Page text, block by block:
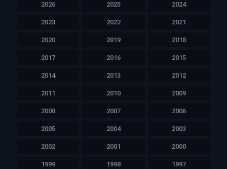
2026 2025 2024
2023 2022 2021
2020 2019 2018
2017 2016 2015
2014 2013 2012
2011 2010 2009
2008 2007 2006
2005 2004 2003
2002 2001 2000
1999 1998 1997